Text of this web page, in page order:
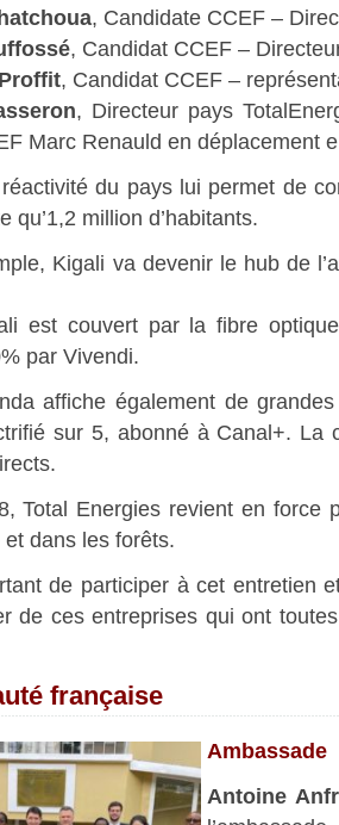
, Candidate CCEF –
, Candidat CCEF –
, Candidat CCEF –
, Directeur pays
Marc Renauld en déplacement
du pays lui permet de
qu’1,2 million d’habitants.
Kigali va devenir le hub de
est couvert par la fibre
par Vivendi.
affiche également de
sur 5, abonné à Canal+. La
Total Energies revient en force
dans les forêts.
de participer à cet entretien
de ces entreprises qui ont
française
Ambassade
Antoine